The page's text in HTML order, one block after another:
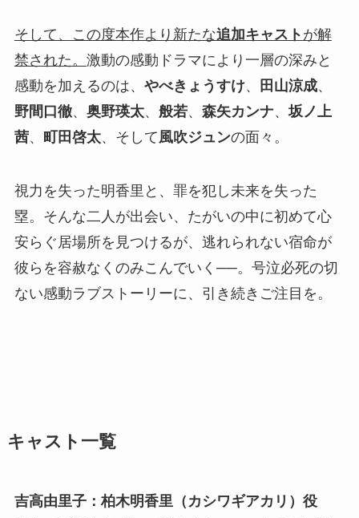
そして、この度本作より新たな追加キャスト が解
禁された。 激動の感動ドラマにより一層の深みと
感動を加えるのは、 やべきょうすけ、 田山涼成、
野間口徹、 奥野瑛太、 般若、 森矢カンナ、坂ノ上
茜、 町田啓太、そして 風吹ジュンの面々。
視力を失った明香里と、罪を犯し未来を失った
塁。そんな二人が出会い、たがいの中に初めて心
安らぐ居場所を見つけるが、逃れられない宿命が
彼らを容赦なくのみこんでいく──。号泣必死の切
ない感動ラブストーリーに、引き続きご注目を。
キャスト一覧
吉高由里子：柏木明香里（カシワギアカリ）役